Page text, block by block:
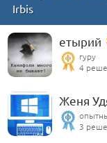
Irbis
етырий
гуру
4
Женя
3